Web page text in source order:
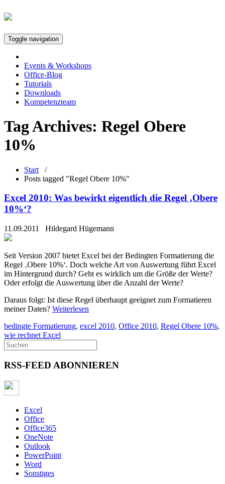
Toggle navigation
Events & Workshops
Office-Blog
Tutorials
Downloads
Kompetenzteam
Tag Archives: Regel Obere
10%
Start /
Posts tagged "Regel Obere 10%"
Excel 2010: Was bewirkt eigentlich die Regel ‚Obere
10%‘?
11.09.2011 Hildegard Hügemann
Seit Version 2007 bietet Excel bei der Bedingten Formatierung die
Regel ‚Obere 10%‘. Doch welche Art von Auswertung führt Excel
im Hintergrund durch? Geht es wirklich um die Größe der Werte?
Oder erfolgt die Auswertung über die Anzahl der Werte?
Daraus folgt: Ist diese Regel überhaupt geeignet zum Formatieren
meiner Daten? Weiterlesen
bedingte Formatierung, excel 2010, Office 2010, Regel Obere 10%,
wie rechnet Excel
RSS-FEED ABONNIEREN
Excel
Office
Office365
OneNote
Outlook
PowerPoint
Word
Sonstiges